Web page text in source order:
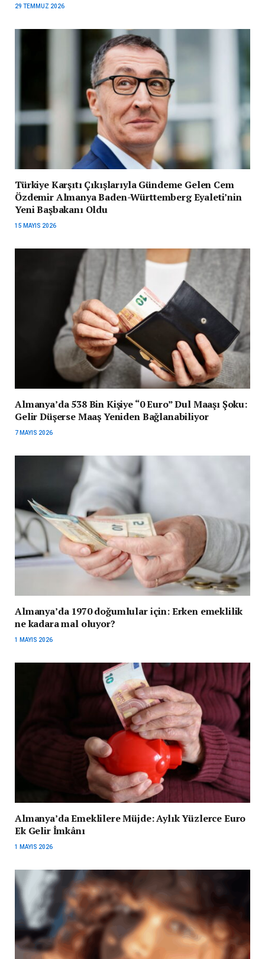
29 TEMMUZ 2026
Türkiye Karşıtı Çıkışlarıyla Gündeme Gelen Cem
Özdemir Almanya Baden-Württemberg Eyaleti’nin
Yeni Başbakanı Oldu
15 MAYIS 2026
Almanya’da 538 Bin Kişiye “0 Euro” Dul Maaşı Şoku:
Gelir Düşerse Maaş Yeniden Bağlanabiliyor
7 MAYIS 2026
Almanya’da 1970 doğumlular için: Erken emeklilik
ne kadara mal oluyor?
1 MAYIS 2026
Almanya’da Emeklilere Müjde: Aylık Yüzlerce Euro
Ek Gelir İmkânı
1 MAYIS 2026